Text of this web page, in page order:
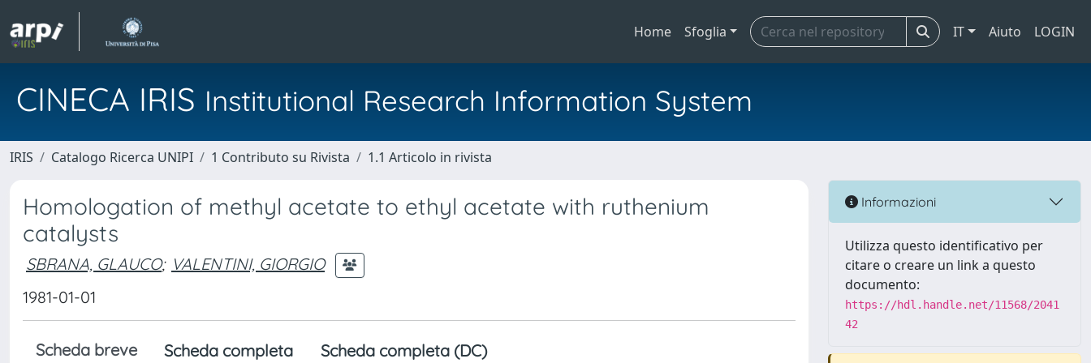
Home Sfoglia IT Aiuto LOGIN
CINECA IRIS Institutional Research Information System
IRIS Catalogo Ricerca UNIPI 1 Contributo su Rivista 1.1 Articolo in rivista
Homologation of methyl acetate to ethyl acetate with ruthenium
catalysts
SBRANA, GLAUCO; VALENTINI, GIORGIO
1981-01-01
Scheda breve Scheda completa Scheda completa (DC)
Informazioni
Utilizza questo identificativo per
citare o creare un link a questo
documento:
https://hdl.handle.net/11568/2041
42